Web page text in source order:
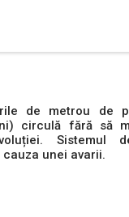
de metrou de
circulă fără să
Sistemul
unei avarii.